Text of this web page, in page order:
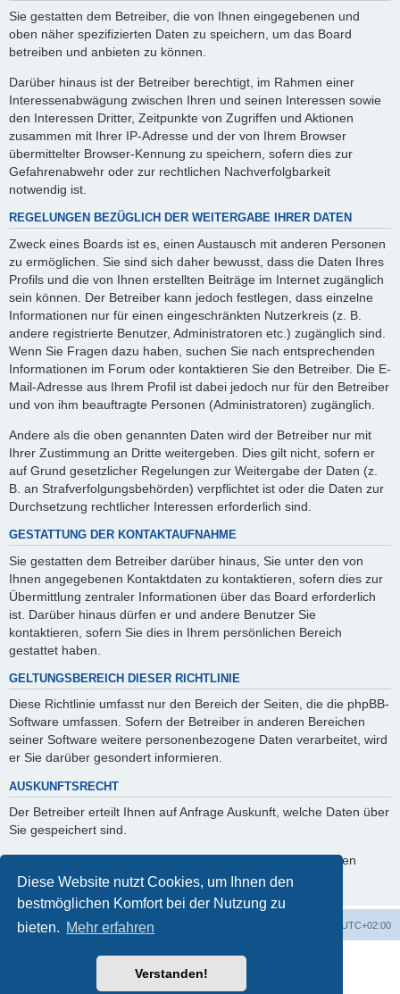
Diese Website nutzt Cookies, um Ihnen den
bestmöglichen Komfort bei der Nutzung zu
bieten. Mehr erfahren
Verstanden!
Sie gestatten dem Betreiber, die von Ihnen eingegebenen und
oben näher spezifizierten Daten zu speichern, um das Board
betreiben und anbieten zu können.
Darüber hinaus ist der Betreiber berechtigt, im Rahmen einer
Interessenabwägung zwischen Ihren und seinen Interessen sowie
den Interessen Dritter, Zeitpunkte von Zugriffen und Aktionen
zusammen mit Ihrer IP-Adresse und der von Ihrem Browser
übermittelter Browser-Kennung zu speichern, sofern dies zur
Gefahrenabwehr oder zur rechtlichen Nachverfolgbarkeit
notwendig ist.
REGELUNGEN BEZÜGLICH DER WEITERGABE IHRER DATEN
Zweck eines Boards ist es, einen Austausch mit anderen Personen
zu ermöglichen. Sie sind sich daher bewusst, dass die Daten Ihres
Profils und die von Ihnen erstellten Beiträge im Internet zugänglich
sein können. Der Betreiber kann jedoch festlegen, dass einzelne
Informationen nur für einen eingeschränkten Nutzerkreis (z. B.
andere registrierte Benutzer, Administratoren etc.) zugänglich sind.
Wenn Sie Fragen dazu haben, suchen Sie nach entsprechenden
Informationen im Forum oder kontaktieren Sie den Betreiber. Die E-
Mail-Adresse aus Ihrem Profil ist dabei jedoch nur für den Betreiber
und von ihm beauftragte Personen (Administratoren) zugänglich.
Andere als die oben genannten Daten wird der Betreiber nur mit
Ihrer Zustimmung an Dritte weitergeben. Dies gilt nicht, sofern er
auf Grund gesetzlicher Regelungen zur Weitergabe der Daten (z.
B. an Strafverfolgungsbehörden) verpflichtet ist oder die Daten zur
Durchsetzung rechtlicher Interessen erforderlich sind.
GESTATTUNG DER KONTAKTAUFNAHME
Sie gestatten dem Betreiber darüber hinaus, Sie unter den von
Ihnen angegebenen Kontaktdaten zu kontaktieren, sofern dies zur
Übermittlung zentraler Informationen über das Board erforderlich
ist. Darüber hinaus dürfen er und andere Benutzer Sie
kontaktieren, sofern Sie dies in Ihrem persönlichen Bereich
gestattet haben.
GELTUNGSBEREICH DIESER RICHTLINIE
Diese Richtlinie umfasst nur den Bereich der Seiten, die die phpBB-
Software umfassen. Sofern der Betreiber in anderen Bereichen
seiner Software weitere personenbezogene Daten verarbeitet, wird
er Sie darüber gesondert informieren.
AUSKUNFTSRECHT
Der Betreiber erteilt Ihnen auf Anfrage Auskunft, welche Daten über
Sie gespeichert sind.
Sie können jederzeit die Löschung bzw. Sperrung Ihrer Daten
verlangen. Kontaktieren Sie hierzu bitte den Betreiber.
Startseite Foren-Übersicht UTC+02:00
Powered byphpBB® Forum Software © phpBB Limited
Deutsche Übersetzung durch
phpBB Events Calendar